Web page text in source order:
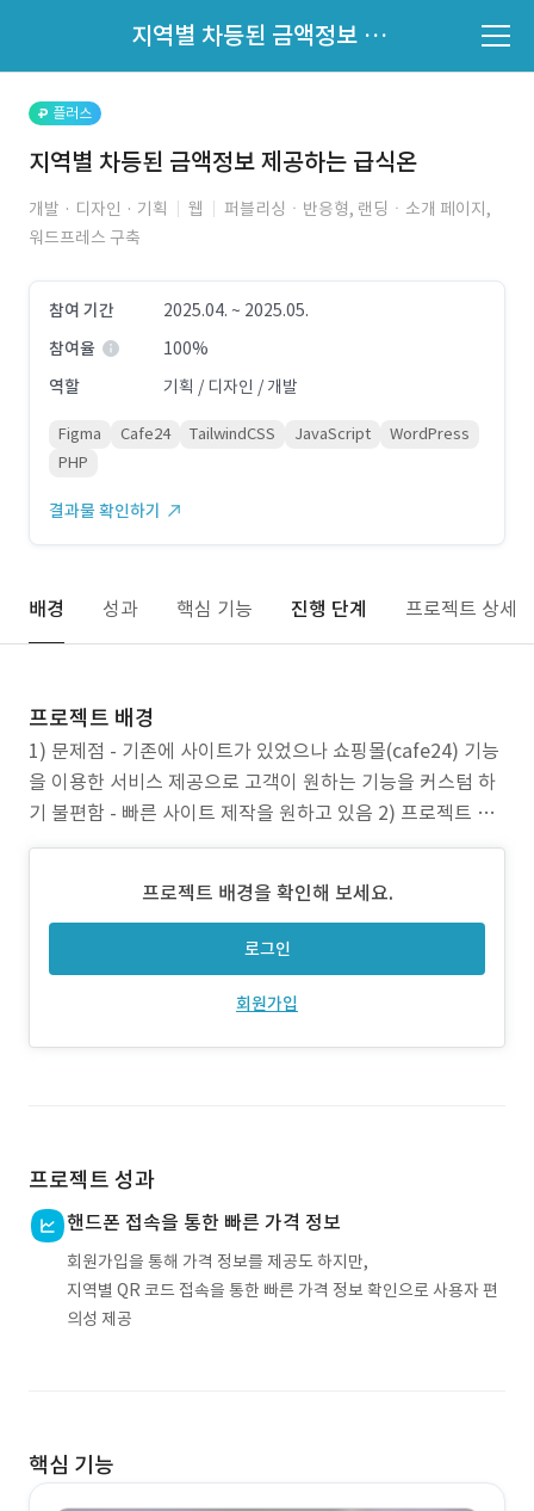
지역별 차등된 금액정보 제공하는 급식온
지원자 목록 바로가기
플러스
지역별 차등된 금액정보 제공하는 급식온
개발 · 디자인 · 기획 웹
퍼블리싱ㆍ반응형, 랜딩ㆍ소개 페이지,
워드프레스 구축
참여 기간
2025.04. ~ 2025.05.
참여율
100%
역할
기획 / 디자인 / 개발
Figma Cafe24 TailwindCSS JavaScript
WordPress
PHP
결과물 확인하기
배경 성과 핵심 기능 진행 단계 프로젝트 상세
프로젝트 배경
1) 문제점 - 기존에 사이트가 있었으나 쇼핑몰(cafe24) 기능
을 이용한 서비스 제공으로 고객이 원하는 기능을 커스텀 하
기 불편함 - 빠른 사이트 제작을 원하고 있음 2) 프로젝트 목
표 - 급식을 원하는 지역에 따른 차등된 금액 정보 제공 - 핸
제공 3) 주안점 - 벤치마킹 사이트 분석을 통한 동종 업계 분
프로젝트 배경을 확인해 보세요.
로그인
회원가입
프로젝트 성과
핸드폰 접속을 통한 빠른 가격 정보
회원가입을 통해 가격 정보를 제공도 하지만,
지역별 QR 코드 접속을 통한 빠른 가격 정보 확인으로 사용자 편
의성 제공
핵심 기능